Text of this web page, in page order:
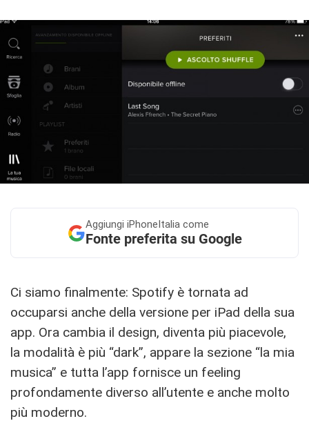
Aggiungi iPhoneItalia come
Fonte preferita su Google
Ci siamo finalmente: Spotify è tornata ad
occuparsi anche della versione per iPad della sua
app. Ora cambia il design, diventa più piacevole,
la modalità è più “dark”, appare la sezione “la mia
musica” e tutta l’app fornisce un feeling
profondamente diverso all’utente e anche molto
più moderno.